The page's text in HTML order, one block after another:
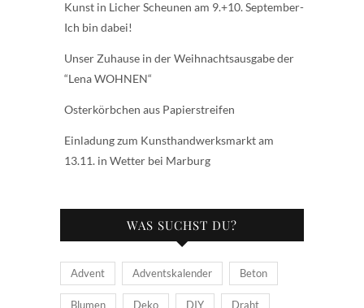
Kunst in Licher Scheunen am 9.+10. September-
Ich bin dabei!
Unser Zuhause in der Weihnachtsausgabe der
“Lena WOHNEN“
Osterkörbchen aus Papierstreifen
Einladung zum Kunsthandwerksmarkt am
13.11. in Wetter bei Marburg
WAS SUCHST DU?
Advent Adventskalender Beton
Blumen Deko DIY Draht